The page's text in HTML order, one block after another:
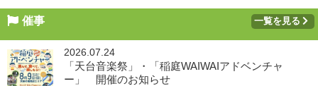
催事 一覧を見る
2026.07.24
「天台音楽祭」・「稲庭WAIWAIアドベンチャ
ー」 開催のお知らせ